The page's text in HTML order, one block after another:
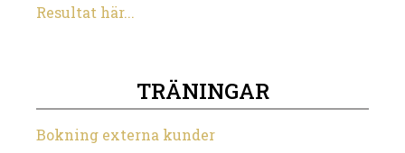
Resultat här...
TRÄNINGAR
Bokning externa kunder